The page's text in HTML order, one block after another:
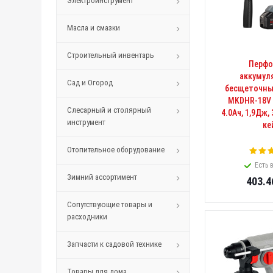
Масла и смазки
Строительный инвентарь
Сад и Огород
Слесарный и столярный
инструмент
Отопительное оборудование
Зимний ассортимент
Сопутствующие товары и
расходники
Запчасти к садовой технике
MKDHR-
4.0Ач, 1,9Дж,
Есть